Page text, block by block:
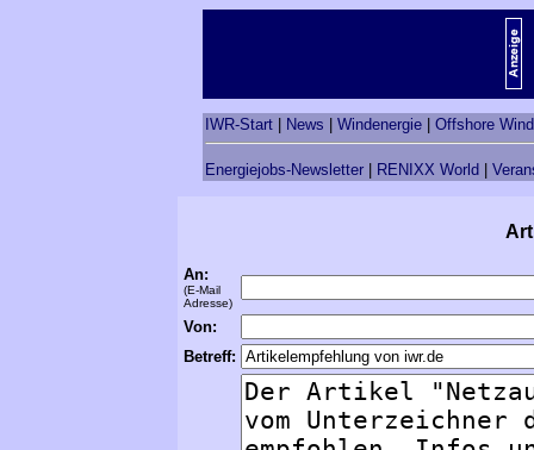
IWR-Start News Windenergie Offshore
Energiejobs-Newsletter RENIXX World
An:
(E-Mail
Adresse)
Von:
Betreff: